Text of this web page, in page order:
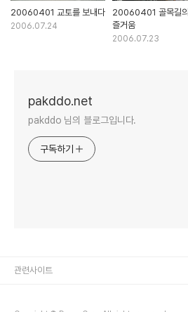
20060401 교토를 보내다
2006.07.24
20060401 골목길의
즐거움
2006.07.23
pakddo.net
pakddo 님의 블로그입니다.
구독하기
관련사이트